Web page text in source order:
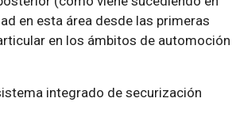
en esta área desde las primeras
en los ámbitos de automoción
integrado de securización